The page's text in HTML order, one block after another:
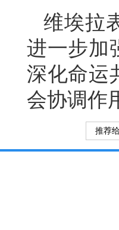
维埃拉
进一步加
深化命运
会协调作
推荐